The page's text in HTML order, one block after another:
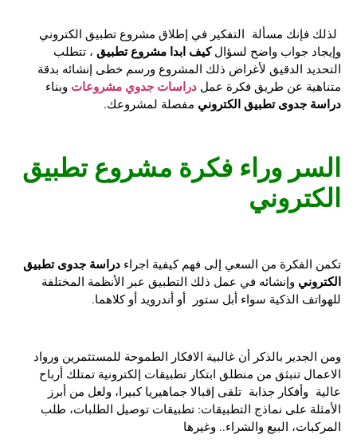
لذلك فإنك مسألة التفكير في إطلاق مشروع تطبيق الكتروني
وإيجاد جواب واضح لسؤالكيف ابدا مشروع تطبيق ، تتطلب
التحديد الدقيق لأغراض ذلك المشروع ورسم خطى إنشائه بدقة
متناهية عن طريق فكرة عمل دراسات جدوي مشروعات وبناء
دراسة جدوى تطبيق الكتروني مفصلة لمشروعك.
السر وراء فكرة مشروع تطبيق
الكتروني
تكمن الفكرة من السعي إلى فهم كيفية اجراء دراسة جدوى تطبيق
الكتروني وإنشائه في عمل ذلك التطبيق عبر الأنظمة المختلفة
للهواتف الذكية سواء أبل ستور أو أندرويد أو كلاهما.
ومن الجدير بالذكر أن غالبية الافكار الطموحة للمستثمرين ورواد
الاعمال تنبثق من منطلق ابتكار تطبيقات إلكترونية تمتلك أرباح
عالية وأفكار جذابة تلقى إقبالا جماهيريا كبيرا، ولعل من أبرز
الأمثلة على نماذج التطبيقات: تطبيقات توصيل الطلبات، طلب
المركبات، البيع والشراء.. وغيرها